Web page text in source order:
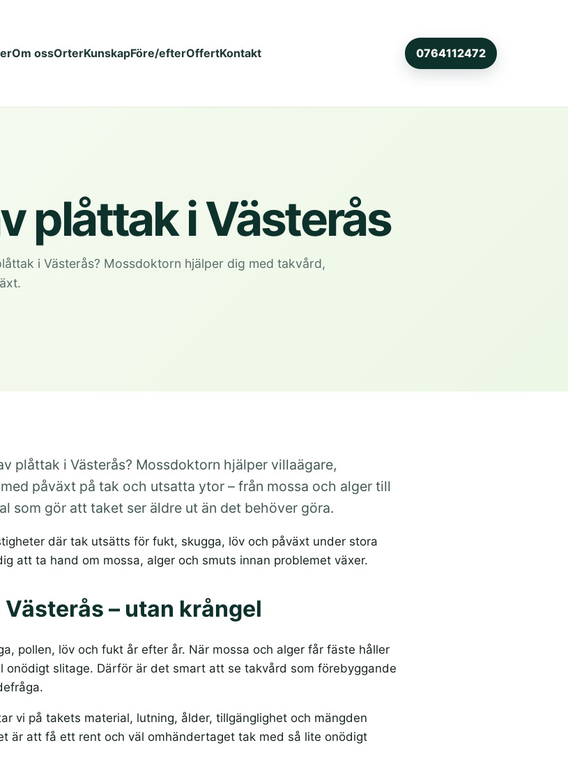
Om ossOrterKunskapFöre/efterOffertKontakt 0764112472
plåttak i Västerås
i Västerås? Mossdoktorn hjälper dig med takvård,
plåttak i Västerås? Mossdoktorn hjälper villaägare,
påväxt på tak och utsatta ytor – från mossa och alger till
som gör att taket ser äldre ut än det behöver göra.
där tak utsätts för fukt, skugga, löv och påväxt under stora
att ta hand om mossa, alger och smuts innan problemet växer.
– utan krångel
pollen, löv och fukt år efter år. När mossa och alger får fäste håller
slitage. Därför är det smart att se takvård som förebyggande
vi på takets material, lutning, ålder, tillgänglighet och mängden
är att få ett rent och väl omhändertaget tak med så lite onödigt